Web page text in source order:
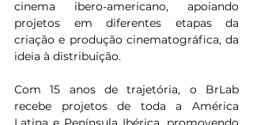
cinema ibero-americano, apoiando
projetos em diferentes etapas da
criação e produção cinematográfica, da
ideia à distribuição.
Com 15 anos de trajetória, o BrLab
recebe projetos de toda a América